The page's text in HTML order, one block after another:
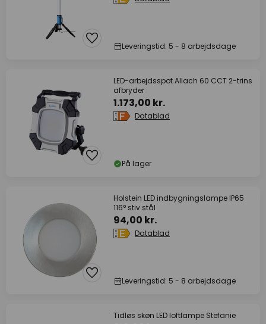
Leveringstid: 5 - 8 arbejdsdage
LED-arbejdsspot Allach 60 CCT 2-trins
afbryder
1.173,00 kr.
Datablad
På lager
Holstein LED indbygningslampe IP65
116° stiv stål
94,00 kr.
Datablad
Leveringstid: 5 - 8 arbejdsdage
Tidløs skøn LED loftlampe Stefanie